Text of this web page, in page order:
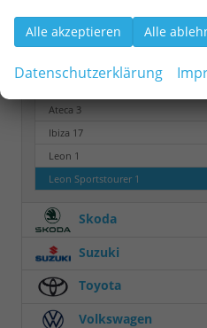
Seat
Ateca 3
Ibiza 17
Leon 1
Leon Sportstourer 1
Skoda
Suzuki
Toyota
Volkswagen
Alle akzeptieren Alle
Datenschutzerklärung